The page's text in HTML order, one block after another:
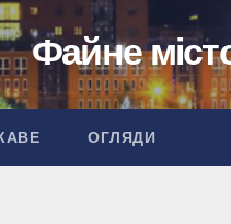
Файне
ОГЛЯДИ